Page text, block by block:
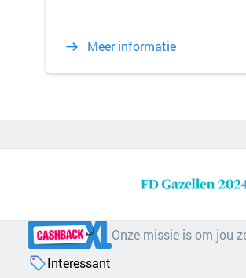
Meer informatie
Onze missie is om jou
Interessant